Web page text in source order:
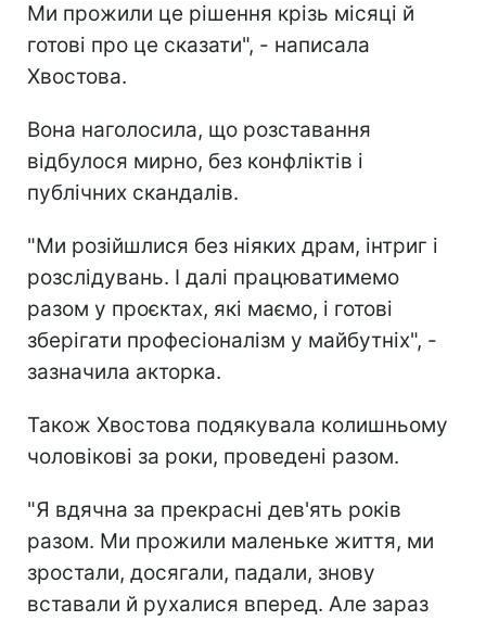
Ми прожили це рішення крізь місяці й
готові про це сказати", - написала
Хвостова.
Вона наголосила, що розставання
відбулося мирно, без конфліктів і
публічних скандалів.
"Ми розійшлися без ніяких драм, інтриг і
розслідувань. І далі працюватимемо
разом у проєктах, які маємо, і готові
зберігати професіоналізм у майбутніх", -
зазначила акторка.
Також Хвостова подякувала колишньому
чоловікові за роки, проведені разом.
"Я вдячна за прекрасні дев'ять років
разом. Ми прожили маленьке життя, ми
зростали, досягали, падали, знову
вставали й рухалися вперед. Але зараз